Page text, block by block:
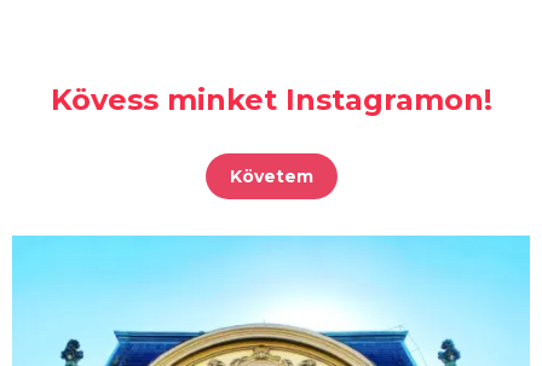
Kövess minket Instagramon!
Követem